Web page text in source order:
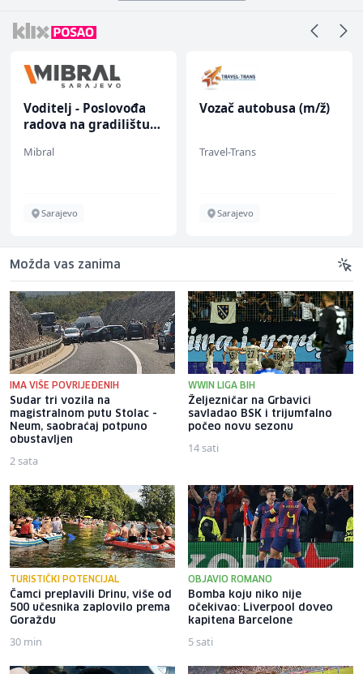
Voditelj - Poslovođa
radova na gradilištu
Mibral
Sarajevo
Vozač autobusa (m/ž)
Travel-Trans
Sarajevo
Možda vas zanima
IMA VIŠE POVRIJEĐENIH
Sudar tri vozila na
magistralnom putu Stolac -
Neum, saobraćaj potpuno
obustavljen
2 sata
WWIN LIGA BIH
Željezničar na Grbavici
savladao BSK i trijumfalno
počeo novu sezonu
14 sati
TURISTIČKI POTENCIJAL
Čamci preplavili Drinu, više od
500 učesnika zaplovilo prema
Goraždu
30 min
OBJAVIO ROMANO
Bomba koju niko nije
očekivao: Liverpool doveo
kapitena Barcelone
5 sati